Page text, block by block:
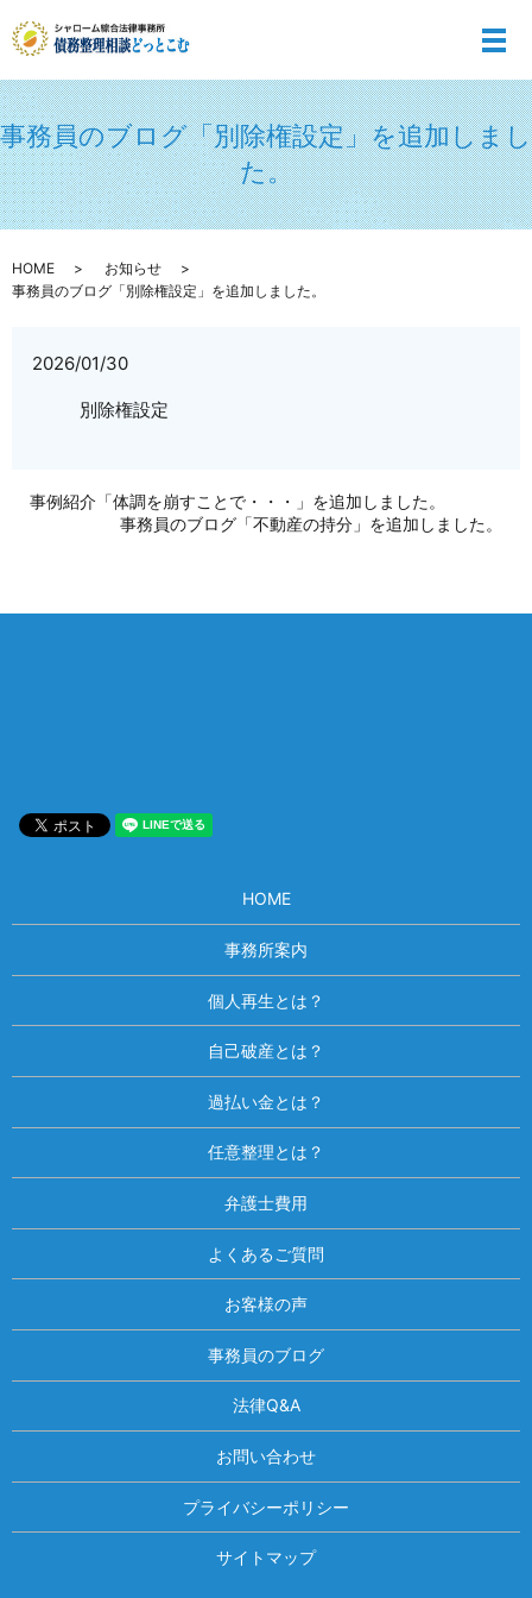
メ
事務員のブログ「別除権設定」を追加しまし
た。
HOME
お知らせ
事務員のブログ「別除権設定」を追加しました。
2026/01/30
別除権設定
事例紹介「体調を崩すことで・・・」を追加しました。
事務員のブログ「不動産の持分」を追加しました。
HOME
事務所案内
個人再生とは？
自己破産とは？
過払い金とは？
任意整理とは？
弁護士費用
よくあるご質問
お客様の声
事務員のブログ
法律Q&A
お問い合わせ
プライバシーポリシー
サイトマップ